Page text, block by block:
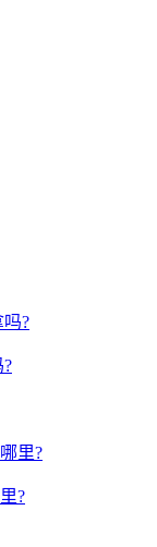
?